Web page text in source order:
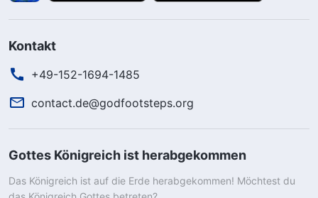
Kontakt
+49-152-1694-1485
contact.de@godfootsteps.org
Gottes Königreich ist herabgekommen
Das Königreich ist auf die Erde herabgekommen! Möchtest du